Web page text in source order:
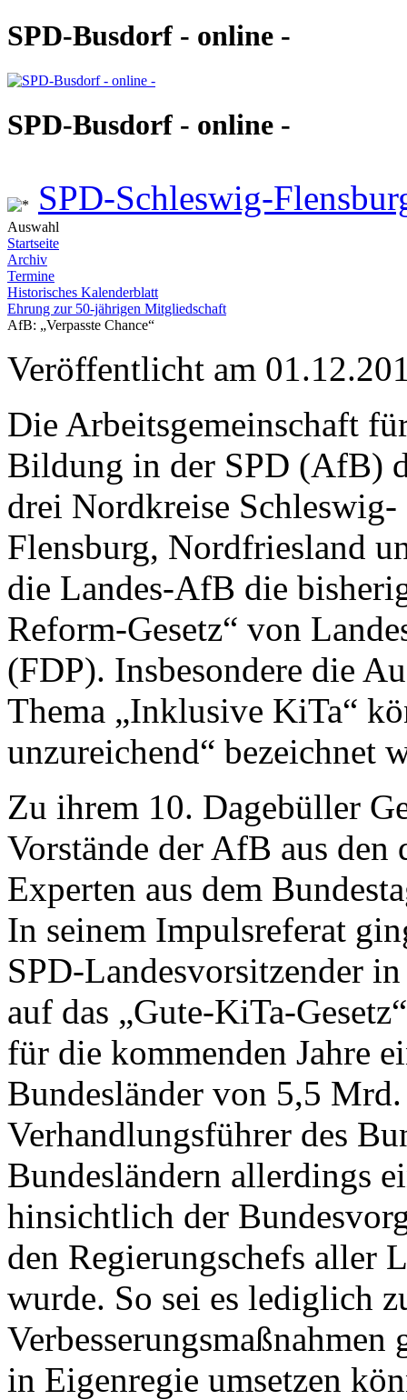
SPD-Busdorf - online -
SPD-Busdorf - online -
SPD-Schleswig-
Auswahl
Startseite
Archiv
Termine
Historisches Kalenderblatt
Ehrung zur 50-jährigen Mitgliedschaft
AfB: „Verpasste Chance“
Veröffentlicht am
Die Arbeitsgemeinschaft
Bildung in der SPD (AfB)
drei Nordkreise Schleswig-
Flensburg, Nordfriesland
die Landes-AfB die
Reform-Gesetz“ von
(FDP). Insbesondere die
Thema „Inklusive KiTa“
unzureichend“ bezeichnet
Zu ihrem 10. Dagebüller
Vorstände der AfB aus
Experten aus dem
In seinem Impulsreferat
SPD-Landesvorsitzender
auf das „Gute-KiTa-
für die kommenden Jahre
Bundesländer von 5,5
Verhandlungsführer des
Bundesländern allerdings
hinsichtlich der
den Regierungschefs aller
wurde. So sei es lediglich
in Eigenregie umsetzen